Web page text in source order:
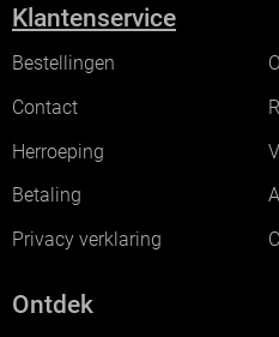
Klantenservice
Bestellingen
Contact
Herroeping
Betaling
Privacy verklaring
Ontdek